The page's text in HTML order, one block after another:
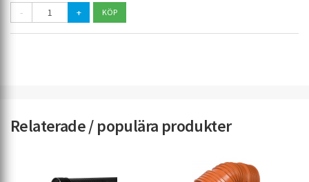
- +
Relaterade / populära produkter